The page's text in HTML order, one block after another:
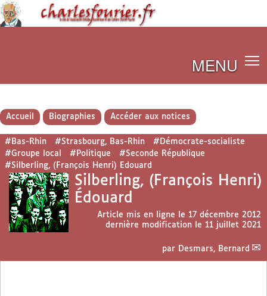
MENU
Accueil Biographies Accéder aux notices
#Bas-Rhin #Strasbourg, Bas-Rhin
#Démocrate-socialiste
#Groupe local
#Politique
#Seconde République
#Silberling, (François Henri) Edouard
Silberling, (François Henri)
Édouard
Article mis en ligne le 17 décembre 2012
dernière modification le 11 juillet 2021
par Desmars, Bernard